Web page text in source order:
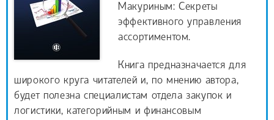
Макуриным: Секреты
эффективного управления
ассортиментом.
Книга предназначается для
широкого круга читателей и, по мнению автора,
будет полезна специалистам отдела закупок и
логистики, категорийным и финансовым